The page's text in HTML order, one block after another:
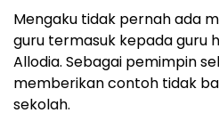
Mengaku tidak pernah ada
guru termasuk kepada guru
Allodia. Sebagai pemimpin
memberikan contoh tidak
sekolah.